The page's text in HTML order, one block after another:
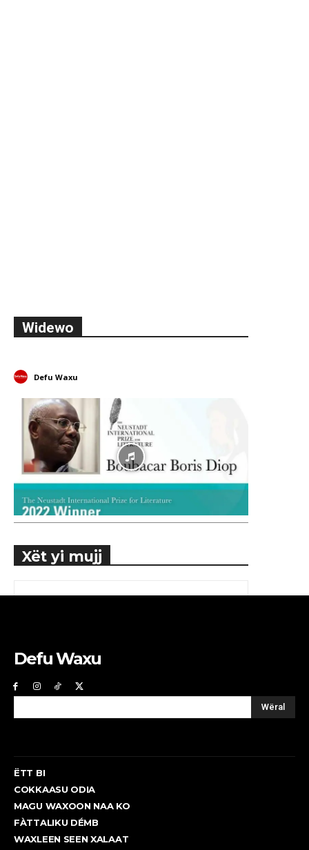
Widewo
Defu Waxu
Xët yi mujj
Defu Waxu
Wëral
ËTT BI
COKKAASU ODIA
MAGU WAXOON NAA KO
FÀTTALIKU DÉMB
WAXLEEN SEEN XALAAT